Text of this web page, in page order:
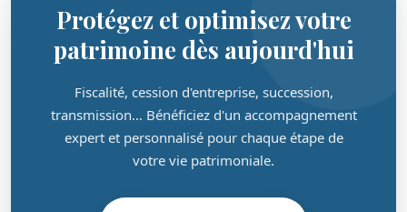
Protégez et optimisez votre
patrimoine dès aujourd'hui
Fiscalité, cession d'entreprise, succession,
transmission… Bénéficiez d'un accompagnement
expert et personnalisé pour chaque étape de
votre vie patrimoniale.